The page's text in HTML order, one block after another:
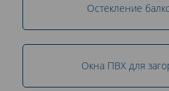
Остекление
Окна ПВХ для